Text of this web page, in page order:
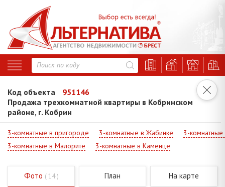
Код объекта
951146
Продажа трехкомнатной квартиры в Кобринском
районе, г. Кобрин
3-комнатные в пригороде 3-комнатные в Жабинке
3-
3-комнатные в Малорите
3-комнатные в Каменце
Фото ( 14 ) План На карте